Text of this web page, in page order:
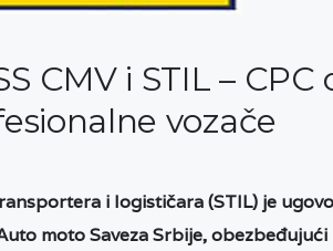
CMV i STIL – CPC
vozače
i logističara (STIL) je
moto Saveza Srbije,